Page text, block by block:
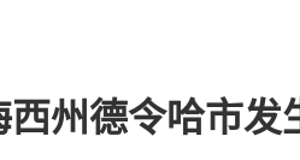
西州德令哈市发